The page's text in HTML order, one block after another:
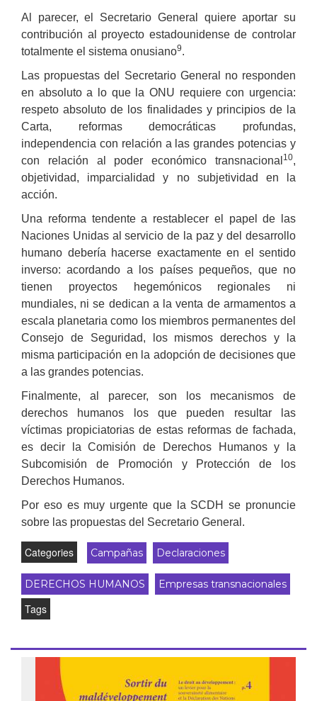
Al parecer, el Secretario General quiere aportar su
contribución al proyecto estadounidense de controlar
totalmente el sistema onusiano9.
Las propuestas del Secretario General no responden
en absoluto a lo que la ONU requiere con urgencia:
respeto absoluto de los finalidades y principios de la
Carta, reformas democráticas profundas,
independencia con relación a las grandes potencias y
con relación al poder económico transnacional 10,
objetividad, imparcialidad y no subjetividad en la
acción.
Una reforma tendente a restablecer el papel de las
Naciones Unidas al servicio de la paz y del desarrollo
humano debería hacerse exactamente en el sentido
inverso: acordando a los países pequeños, que no
tienen proyectos hegemónicos regionales ni
mundiales, ni se dedican a la venta de armamentos a
escala planetaria como los miembros permanentes del
Consejo de Seguridad, los mismos derechos y la
misma participación en la adopción de decisiones que
a las grandes potencias.
Finalmente, al parecer, son los mecanismos de
derechos humanos los que pueden resultar las
víctimas propiciatorias de estas reformas de fachada,
es decir la Comisión de Derechos Humanos y la
Subcomisión de Promoción y Protección de los
Derechos Humanos.
Por eso es muy urgente que la SCDH se pronuncie
sobre las propuestas del Secretario General.
Categories Campañas Declaraciones
DERECHOS HUMANOS Empresas transnacionales
Tags